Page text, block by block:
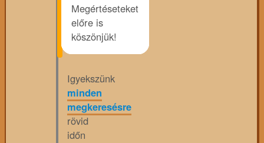
Megértéseteket
előre is
köszönjük!
Igyekszünk
minden
megkeresésre
rövid
időn